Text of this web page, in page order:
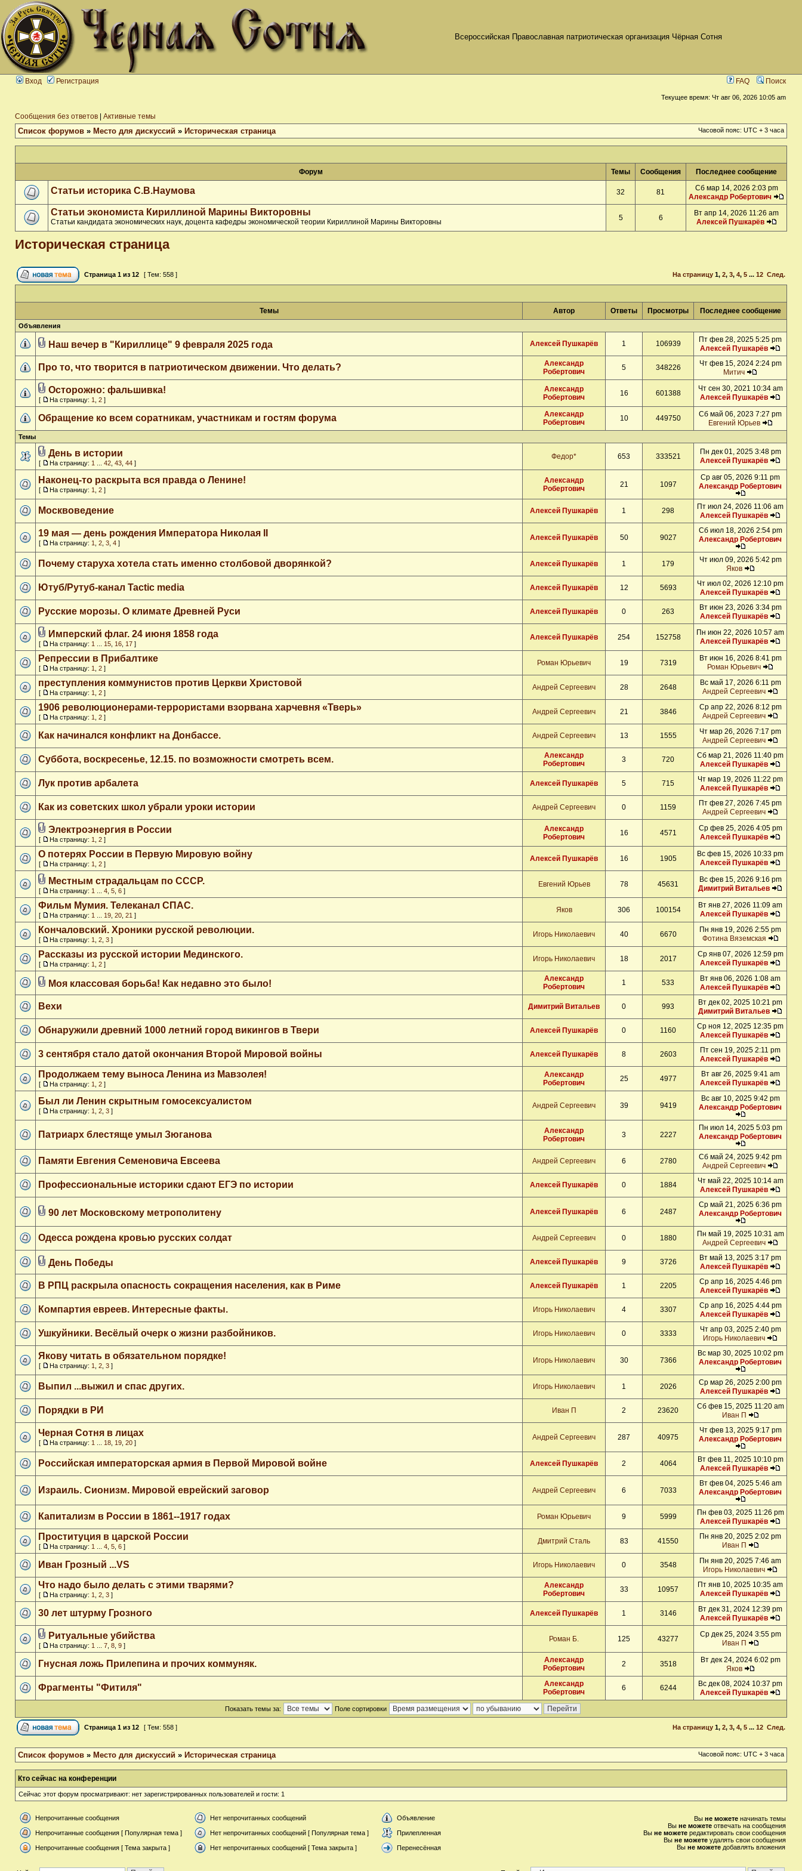
Всероссийская Православная патриотическая организация Чёрная Сотня
Вход Регистрация FAQ Поиск
Текущее время: Чт авг 06, 2026 10:05 am
Сообщения без ответов Активные темы
Список форумов » Место для дискуссий » Историческая страница Часовой пояс: UTC + 3 часа
Форум Темы Сообщения Последнее сообщение
Статьи историка С.В.Наумова 32 81
Сб мар 14, 2026 2:03 pm
Александр Робертович
Статьи экономиста Кириллиной Марины Викторовны
Статьи кандидата экономических наук, доцента кафедры экономической теории Кириллиной Марины Викторовны 5 6
Вт апр 14, 2026 11:26 am
Алексей Пушкарёв
Историческая страница
Страница 1 из 12 [ Тем: 558 ] На страницу 1, 2, 3, 4, 5 ... 12 След.
Темы Автор Ответы Просмотры Последнее сообщение
Объявления
Наш вечер в "Кириллице" 9 февраля 2025 года Алексей Пушкарёв 1 106939
Пт фев 28, 2025 5:25 pm
Алексей Пушкарёв
Про то, что творится в патриотическом движении. Что делать?
Александр
Робертович
5 348226
Чт фев 15, 2024 2:24 pm
Митич
Осторожно: фальшивка!
[ На страницу: 1 2 ]
Александр
Робертович
16 601388
Чт сен 30, 2021 10:34 am
Алексей Пушкарёв
Обращение ко всем соратникам, участникам и гостям форума
Александр
Робертович
10 449750
Сб май 06, 2023 7:27 pm
Евгений Юрьев
Темы
День в истории
[ На страницу: 1 42 43 44 ]
Федор* 653 333521
Пн дек 01, 2025 3:48 pm
Алексей Пушкарёв
Наконец-то раскрыта вся правда о Ленине!
[ На страницу: 1 2 ]
Александр
Робертович
21 1097
Ср авг 05, 2026 9:11 pm
Александр Робертович
Москвоведение Алексей Пушкарёв 1 298
Пт июл 24, 2026 11:06 am
Алексей Пушкарёв
19 мая — день рождения Императора Николая II
[ На страницу: 1 2 3 4 ]
Алексей Пушкарёв 50 9027
Сб июл 18, 2026 2:54 pm
Александр Робертович
Почему старуха хотела стать именно столбовой дворянкой? Алексей Пушкарёв 1 179
Чт июл 09, 2026 5:42 pm
Яков
Ютуб/Рутуб-канал Tactic media Алексей Пушкарёв 12 5693
Чт июл 02, 2026 12:10 pm
Алексей Пушкарёв
Русские морозы. О климате Древней Руси Алексей Пушкарёв 0 263
Вт июн 23, 2026 3:34 pm
Алексей Пушкарёв
Имперский флаг. 24 июня 1858 года
[ На страницу: 1 15 16 17 ]
Алексей Пушкарёв 254 152758
Пн июн 22, 2026 10:57 am
Алексей Пушкарёв
Репрессии в Прибалтике
[ На страницу: 1 2 ]
Роман Юрьевич 19 7319
Вт июн 16, 2026 8:41 pm
Роман Юрьевич
преступления коммунистов против Церкви Христовой
[ На страницу: 1 2 ]
Андрей Сергеевич 28 2648
Вс май 17, 2026 6:11 pm
Андрей Сергеевич
1906 революционерами-террористами взорвана харчевня «Тверь»
[ На страницу: 1 2 ]
Андрей Сергеевич 21 3846
Ср апр 22, 2026 8:12 pm
Андрей Сергеевич
Как начинался конфликт на Донбассе. Андрей Сергеевич 13 1555
Чт мар 26, 2026 7:17 pm
Андрей Сергеевич
Суббота, воскресенье, 12.15. по возможности смотреть всем.
Александр
Робертович
3 720
Сб мар 21, 2026 11:40 pm
Алексей Пушкарёв
Лук против арбалета Алексей Пушкарёв 5 715
Чт мар 19, 2026 11:22 pm
Алексей Пушкарёв
Как из советских школ убрали уроки истории Андрей Сергеевич 0 1159
Пт фев 27, 2026 7:45 pm
Андрей Сергеевич
Электроэнергия в России
[ На страницу: 1 2 ]
Александр
Робертович
16 4571
Ср фев 25, 2026 4:05 pm
Алексей Пушкарёв
О потерях России в Первую Мировую войну
[ На страницу: 1 2 ]
Алексей Пушкарёв 16 1905
Вс фев 15, 2026 10:33 pm
Алексей Пушкарёв
Местным страдальцам по СССР.
[ На страницу: 1 4 5 6 ]
Евгений Юрьев 78 45631
Вс фев 15, 2026 9:16 pm
Димитрий Витальев
Фильм Мумия. Телеканал СПАС.
[ На страницу: 1 19 20 21 ]
Яков 306 100154
Вт янв 27, 2026 11:09 am
Алексей Пушкарёв
Кончаловский. Хроники русской революции.
[ На страницу: 1 2 3 ]
Игорь Николаевич 40 6670
Пн янв 19, 2026 2:55 pm
Фотина Вяземская
Рассказы из русской истории Мединского.
[ На страницу: 1 2 ]
Игорь Николаевич 18 2017
Ср янв 07, 2026 12:59 pm
Алексей Пушкарёв
Моя классовая борьба! Как недавно это было!
Александр
Робертович
1 533
Вт янв 06, 2026 1:08 am
Алексей Пушкарёв
Вехи Димитрий Витальев 0 993
Вт дек 02, 2025 10:21 pm
Димитрий Витальев
Обнаружили древний 1000 летний город викингов в Твери Алексей Пушкарёв 0 1160
Ср ноя 12, 2025 12:35 pm
Алексей Пушкарёв
3 сентября стало датой окончания Второй Мировой войны Алексей Пушкарёв 8 2603
Пт сен 19, 2025 2:11 pm
Алексей Пушкарёв
Продолжаем тему выноса Ленина из Мавзолея!
[ На страницу: 1 2 ]
Александр
Робертович
25 4977
Вт авг 26, 2025 9:41 am
Алексей Пушкарёв
Был ли Ленин скрытным гомосексуалистом
[ На страницу: 1 2 3 ]
Андрей Сергеевич 39 9419
Вс авг 10, 2025 9:42 pm
Александр Робертович
Патриарх блестяще умыл Зюганова
Александр
Робертович
3 2227
Пн июл 14, 2025 5:03 pm
Александр Робертович
Памяти Евгения Семеновича Евсеева Андрей Сергеевич 6 2780
Сб май 24, 2025 9:42 pm
Андрей Сергеевич
Профессиональные историки сдают ЕГЭ по истории Алексей Пушкарёв 0 1884
Чт май 22, 2025 10:14 am
Алексей Пушкарёв
90 лет Московскому метрополитену Алексей Пушкарёв 6 2487
Ср май 21, 2025 6:36 pm
Александр Робертович
Одесса рождена кровью русских солдат Андрей Сергеевич 0 1880
Пн май 19, 2025 10:31 am
Андрей Сергеевич
День Победы Алексей Пушкарёв 9 3726
Вт май 13, 2025 3:17 pm
Алексей Пушкарёв
В РПЦ раскрыла опасность сокращения населения, как в Риме Алексей Пушкарёв 1 2205
Ср апр 16, 2025 4:46 pm
Алексей Пушкарёв
Компартия евреев. Интересные факты. Игорь Николаевич 4 3307
Ср апр 16, 2025 4:44 pm
Алексей Пушкарёв
Ушкуйники. Весёлый очерк о жизни разбойников. Игорь Николаевич 0 3333
Чт апр 03, 2025 2:40 pm
Игорь Николаевич
Якову читать в обязательном порядке!
[ На страницу: 1 2 3 ]
Игорь Николаевич 30 7366
Вс мар 30, 2025 10:02 pm
Александр Робертович
Выпил ...выжил и спас других. Игорь Николаевич 1 2026
Ср мар 26, 2025 2:00 pm
Алексей Пушкарёв
Порядки в РИ Иван П 2 23620
Сб фев 15, 2025 11:20 am
Иван П
Черная Сотня в лицах
[ На страницу: 1 18 19 20 ]
Андрей Сергеевич 287 40975
Чт фев 13, 2025 9:17 pm
Александр Робертович
Российская императорская армия в Первой Мировой войне Алексей Пушкарёв 2 4064
Вт фев 11, 2025 10:10 pm
Алексей Пушкарёв
Израиль. Сионизм. Мировой еврейский заговор Андрей Сергеевич 6 7033
Вт фев 04, 2025 5:46 am
Александр Робертович
Капитализм в России в 1861--1917 годах Роман Юрьевич 9 5999
Пн фев 03, 2025 11:26 pm
Алексей Пушкарёв
Проституция в царской России
[ На страницу: 1 4 5 6 ]
Дмитрий Сталь 83 41550
Пн янв 20, 2025 2:02 pm
Иван П
Иван Грозный ...VS Игорь Николаевич 0 3548
Пн янв 20, 2025 7:46 am
Игорь Николаевич
Что надо было делать с этими тварями?
[ На страницу: 1 2 3 ]
Александр
Робертович
33 10957
Пт янв 10, 2025 10:35 am
Алексей Пушкарёв
30 лет штурму Грозного Алексей Пушкарёв 1 3146
Вт дек 31, 2024 12:39 pm
Алексей Пушкарёв
Ритуальные убийства
[ На страницу: 1 7 8 9 ]
Роман Б. 125 43277
Ср дек 25, 2024 3:55 pm
Иван П
Гнусная ложь Прилепина и прочих коммуняк.
Александр
Робертович
2 3518
Вт дек 24, 2024 6:02 pm
Яков
Фрагменты "Фитиля"
Александр
Робертович
6 6244
Вс дек 08, 2024 10:37 pm
Алексей Пушкарёв
Показать темы за: Поле сортировки
Страница 1 из 12 [ Тем: 558 ] На страницу 1, 2, 3, 4, 5 ... 12 След.
Список форумов » Место для дискуссий » Историческая страница Часовой пояс: UTC + 3 часа
Кто сейчас на конференции
Сейчас этот форум просматривают: нет зарегистрированных пользователей и гости: 1
Непрочитанные сообщения Нет непрочитанных сообщений Объявление
Непрочитанные сообщения [ Популярная тема ] Нет непрочитанных сообщений [ Популярная тема ] Прилепленная
Непрочитанные сообщения [ Тема закрыта ] Нет непрочитанных сообщений [ Тема закрыта ] Перенесённая
Вы не можете начинать темы
Вы не можете отвечать на сообщения
Вы не можете редактировать свои сообщения
Вы не можете удалять свои сообщения
Вы не можете добавлять вложения